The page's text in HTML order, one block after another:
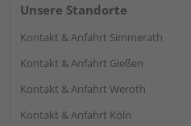
Unsere Standorte
Kontakt & Anfahrt Simmerath
Kontakt & Anfahrt Gießen
Kontakt & Anfahrt Weroth
Kontakt & Anfahrt Köln